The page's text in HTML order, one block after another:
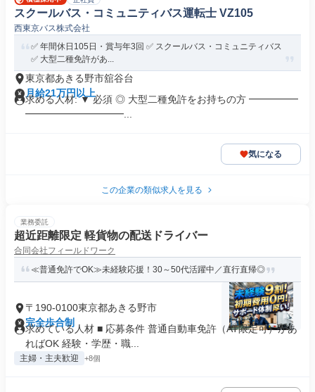
スクールバス・コミュニティバス運転士 VZ105
西東京バス株式会社
✅ 年間休日105日・賞与年3回 ✅ スクールバス・コミュニティバス
✅ 大型二種免許があ...
東京都あきる野市舘谷台
月給21万円以上
求める人材: ▼ 必須 ◎ 大型二種免許をお持ちの方 ━━━━━
━━━━━━━━━━...
気になる
この企業の類似求人を見る
業務委託
超近距離限定 軽貨物の配送ドライバー
合同会社フィールドワーク
≪普通免許でOK≫未経験応援！30～50代活躍中／直行直帰◎
〒190-0100東京都あきる野市
完全歩合制
求めている人材 ■ 応募条件 普通自動車免許（AT限定可）があ
ればOK 経験・学歴・職...
主婦・主夫歓迎 +8個